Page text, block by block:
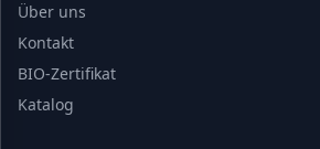
Über uns
Kontakt
BIO-Zertifikat
Katalog